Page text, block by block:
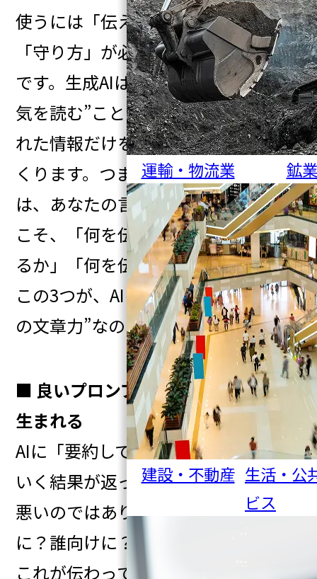
運輸・物流業 鉱業
建設・不動産 生活・公
ビス
使うには「伝え方」と同じくらい、
「守り方」が必要であるということ
です。生成AIは、人に話すように“空
気を読む”ことはできません。入力さ
れた情報だけを手がかりに結果をつ
くります。つまりAIが理解する世界
は、あなたの言葉がすべて。だから
こそ、「何を伝えるか」「どう伝え
るか」「何を伝えてはいけないか」
この3つが、AIを使ううえでの“現代
の文章力”なのです。
■ 良いプロンプトは、良い質問から
生まれる
AIに「要約して」と頼んだとき、満足
いく結果が返ってこないのは、AIが
悪いのではありません。何のため
に？誰向けに？どこを重要視して？
これが伝わっていないからです。例